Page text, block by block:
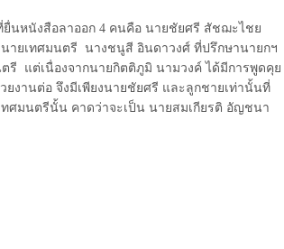
ยื่นหนังสือลาออก 4 คนคือ นายชัยศรี สัชฌะไชย
ายเทศมนตรี นางชนูสี อินดาวงศ์ ที่ปรึกษานายกฯ
รี
แต่เนื่องจากนายกิตติภูมิ นามวงค์ ได้มีการพูดคุย
งานต่อ จึงมีเพียงนายชัยศรี และลูกชายเท่านั้นที่
ทศมนตรีนั้น คาดว่าจะเป็น นายสมเกียรติ อัญชนา